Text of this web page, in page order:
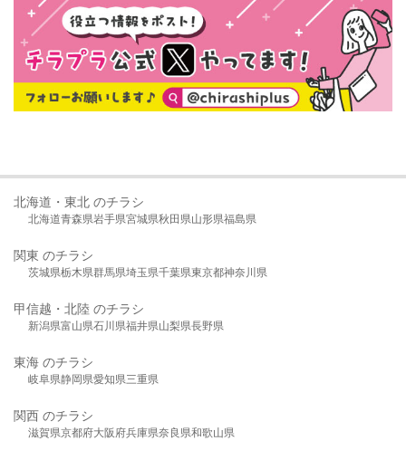
北海道・東北 のチラシ
北海道青森県岩手県宮城県秋田県山形県福島県
関東 のチラシ
茨城県栃木県群馬県埼玉県千葉県東京都神奈川県
甲信越・北陸 のチラシ
新潟県富山県石川県福井県山梨県長野県
東海 のチラシ
岐阜県静岡県愛知県三重県
関西 のチラシ
滋賀県京都府大阪府兵庫県奈良県和歌山県